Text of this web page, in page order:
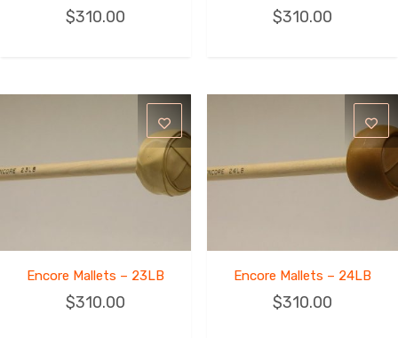
$310.00 $310.00
Encore Mallets – 23LB
$310.00
Encore Mallets – 24LB
$310.00